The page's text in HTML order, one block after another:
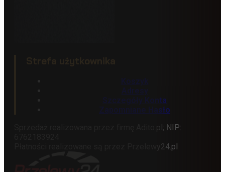
Szczegóły Konta
Zapomniane Hasło
Sprzedaż realizowana przez firmę Adito.pl; NIP:
Płatności realizowane są przez Przelewy24.pl